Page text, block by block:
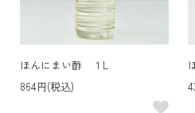
ほんにまい酢 １L
864円(税込)